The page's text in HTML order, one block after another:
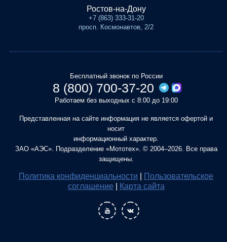
Ростов-на-Дону
+7 (863) 333-31-20
просп. Космонавтов, 2/2
Бесплатный звонок по России
8 (800) 700-37-20
Работаем без выходных с 8:00 до 19:00
Представленная на сайте информация не является офертой и
носит
информационный характер.
ЗАО «АЭС». Подразделение «Мототех». © 2004–2026. Все права
защищены.
Политика конфиденциальности
Пользовательское
соглашение
Карта сайта